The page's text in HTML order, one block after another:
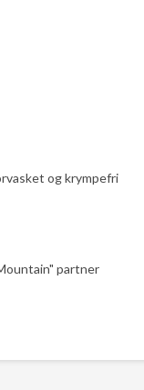
og krympefri
partner